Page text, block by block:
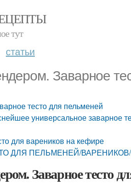
тут
статьи
Заварное
тесто для пельменей
универсальное заварное
для вареников на кефире
ДЛЯ ПЕЛЬМЕНЕЙ/
Заварное тесто